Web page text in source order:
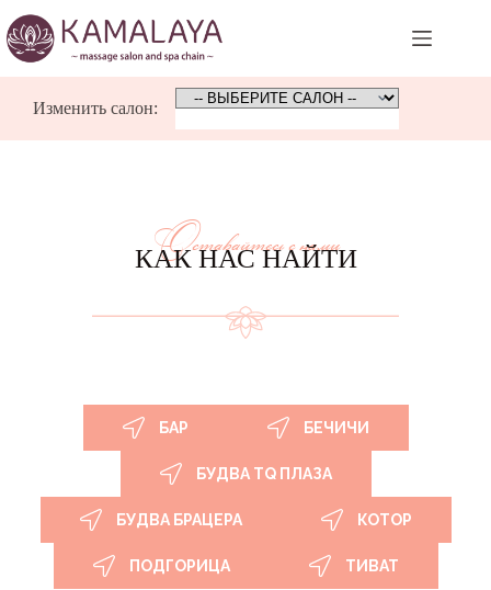
to
content
Изменить салон:
Оставайтесь с нами
КАК НАС НАЙТИ
БАР БЕЧИЧИ
БУДВА TQ ПЛАЗА
БУДВА БРАЦЕРА КОТОР
ПОДГОРИЦА ТИВАТ